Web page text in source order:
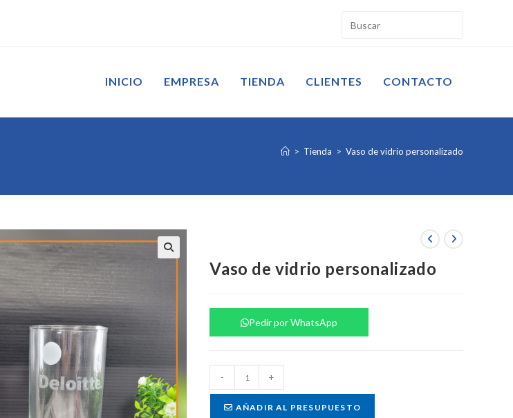
INICIO EMPRESA TIENDA CLIENTES CONTACTO
> Tienda > Vaso de vidrio personalizado
Vaso de vidrio personalizado
Pedir por WhatsApp
de
vidrio
- +
AÑADIR AL PRESUPUESTO